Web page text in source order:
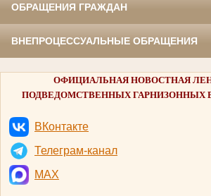
ОБРАЩЕНИЯ ГРАЖДАН
ВНЕПРОЦЕССУАЛЬНЫЕ ОБРАЩЕНИЯ
ОФИЦИАЛЬНАЯ НОВОСТНАЯ
ПОДВЕДОМСТВЕННЫХ ГАРНИЗОННЫХ
ВКонтакте
Телеграм-канал
MAX